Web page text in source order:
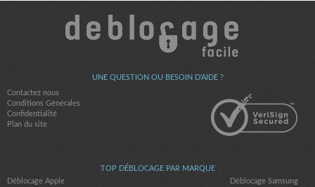
UNE QUESTION OU BESOIN D'AIDE ?
Contactez nous
Conditions Générales
Confidentialité
Plan du site
TOP DÉBLOCAGE PAR MARQUE
Déblocage Apple
Déblocage Samsung